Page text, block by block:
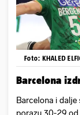
Foto: KHALED
Barcelona
Barcelona i